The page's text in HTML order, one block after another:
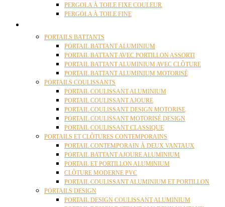
PERGOLA À TOILE FIXE COULEUR
PERGOLA À TOILE FINE
PORTAILS BATTANTS
PORTAIL BATTANT ALUMINIUM
PORTAIL BATTANT AVEC PORTILLON ASSORTI
PORTAIL BATTANT ALUMINIUM AVEC CLÔTURE
PORTAIL BATTANT ALUMINIUM MOTORISÉ
PORTAILS COULISSANTS
PORTAIL COULISSANT ALUMINIUM
PORTAIL COULISSANT AJOURE
PORTAIL COULISSANT DESIGN MOTORISE
PORTAIL COULISSANT MOTORISÉ DESIGN
PORTAIL COULISSANT CLASSIQUE
PORTAILS ET CLÔTURES CONTEMPORAINS
PORTAIL CONTEMPORAIN À DEUX VANTAUX
PORTAIL BATTANT AJOURE ALUMINIUM
PORTAIL ET PORTILLON ALUMINIUM
CLÔTURE MODERNE PVC
PORTAIL COULISSANT ALUMINIUM ET PORTILLON
PORTAILS DESIGN
PORTAIL DESIGN COULISSANT ALUMINIUM